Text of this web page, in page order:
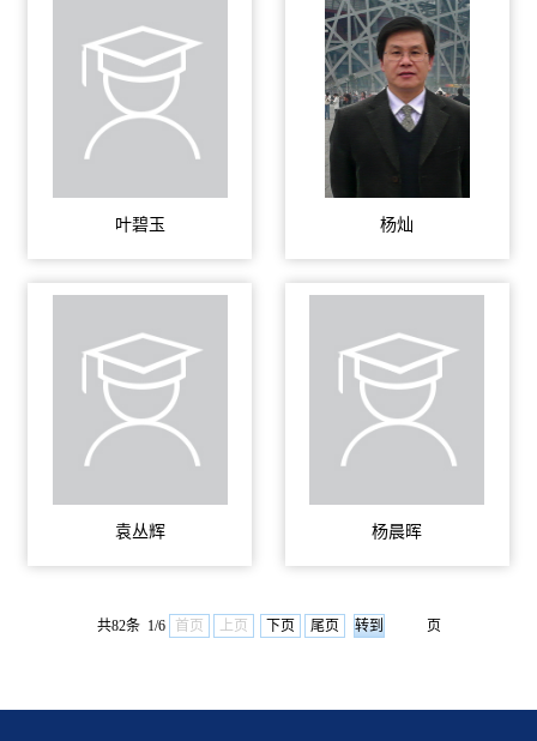
叶碧玉 杨灿
袁丛辉 杨晨晖
共82条 1/6 首页 上页 下页 尾页 页